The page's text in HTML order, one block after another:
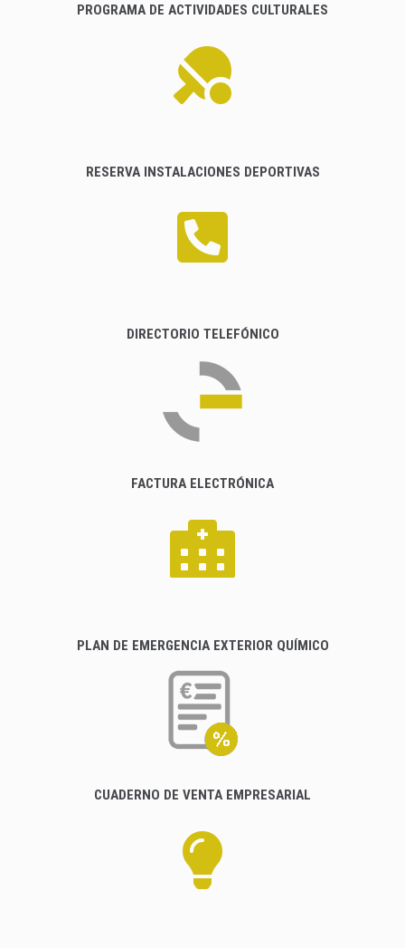
PROGRAMA DE ACTIVIDADES CULTURALES
RESERVA INSTALACIONES DEPORTIVAS
DIRECTORIO TELEFÓNICO
FACTURA ELECTRÓNICA
PLAN DE EMERGENCIA EXTERIOR QUÍMICO
CUADERNO DE VENTA EMPRESARIAL